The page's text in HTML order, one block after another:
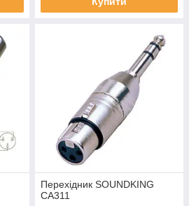
Перехідник SOUNDKING
CA311